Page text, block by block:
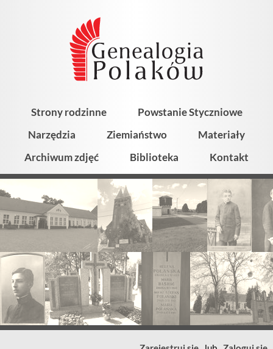
Strony rodzinne
Powstanie Styczniowe
Narzędzia
Ziemiaństwo
Materiały
Archiwum zdjęć
Biblioteka Kontakt